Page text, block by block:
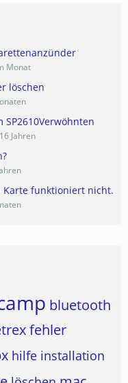
Monat
löschen
Jahren
Karte funktioniert nicht.
bluetooth
fehler
hilfe installation